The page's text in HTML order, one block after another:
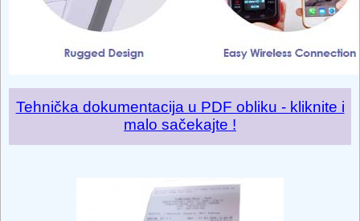
Tehnička dokumentacija u PDF obliku - kliknite i
malo sačekajte !